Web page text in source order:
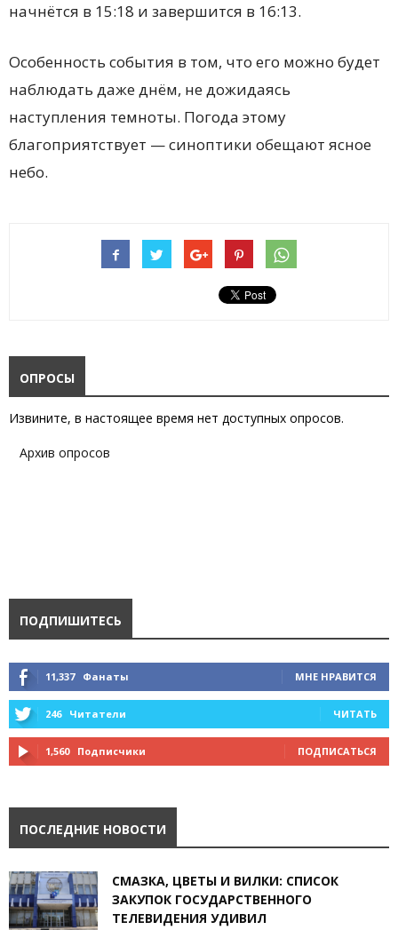
начнётся в 15:18 и завершится в 16:13.
Особенность события в том, что его можно будет
наблюдать даже днём, не дожидаясь
наступления темноты. Погода этому
благоприятствует — синоптики обещают ясное
небо.
ОПРОСЫ
Извините, в настоящее время нет доступных опросов.
Архив опросов
ПОДПИШИТЕСЬ
11,337 Фанаты МНЕ НРАВИТСЯ
246 Читатели ЧИТАТЬ
1,560 Подписчики ПОДПИСАТЬСЯ
ПОСЛЕДНИЕ НОВОСТИ
СМАЗКА, ЦВЕТЫ И ВИЛКИ: СПИСОК
ЗАКУПОК ГОСУДАРСТВЕННОГО
ТЕЛЕВИДЕНИЯ УДИВИЛ